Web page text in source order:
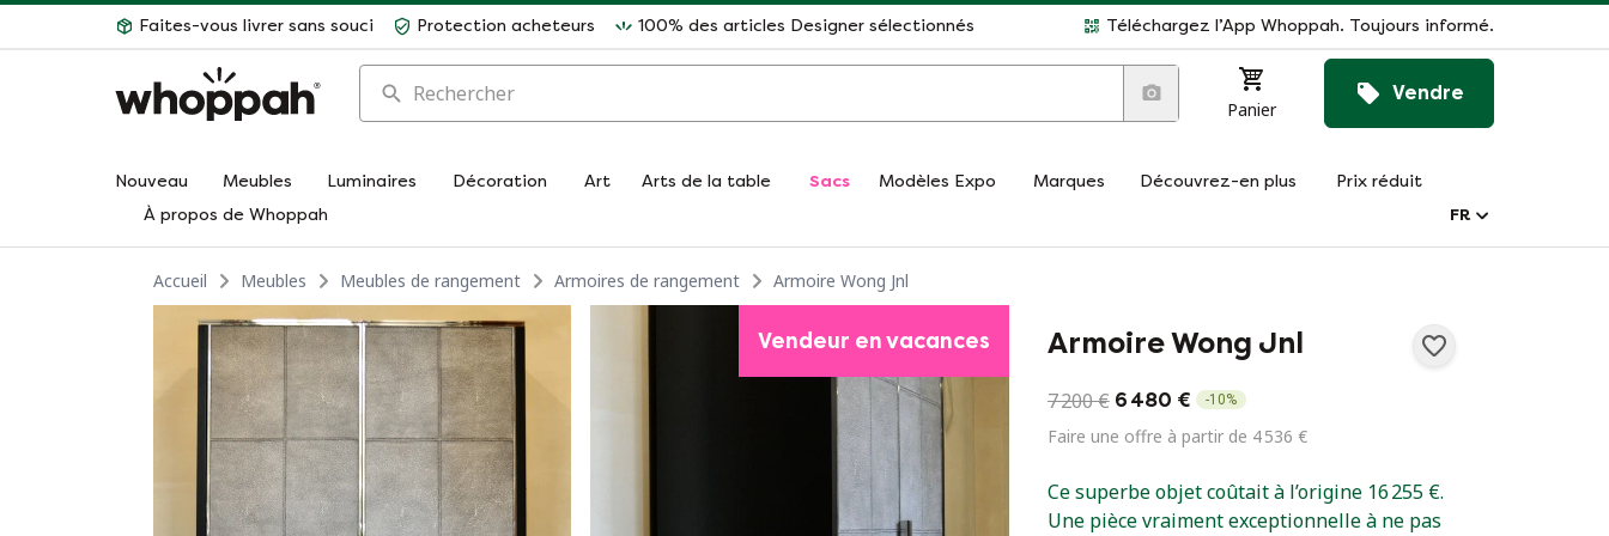
Faites-vous livrer sans souci Protection acheteurs 100% des articles Designer sélectionnés Téléchargez l’App Whoppah. Toujours informé.
Rechercher
Panier
Vendre
Nouveau Meubles Luminaires Décoration Art Arts de la table Sacs Modèles Expo Marques Découvrez-en plus
Prix réduit
À propos de Whoppah
FR
Accueil Meubles Meubles de rangement Armoires de rangement Armoire Wong Jnl
Vendeur en vacances Armoire Wong Jnl
7 200 € 6 480 € -10%
Faire une offre à partir de 4 536 €
Ce superbe objet coûtait à l’origine 16 255 €.
Une pièce vraiment exceptionnelle à ne pas